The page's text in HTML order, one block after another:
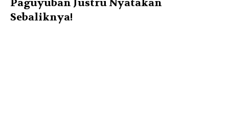
Paguyuban Justru Nyatakan
Sebaliknya!